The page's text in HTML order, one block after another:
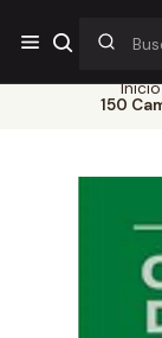
¡Por pocos
$38.000
Inicio
150